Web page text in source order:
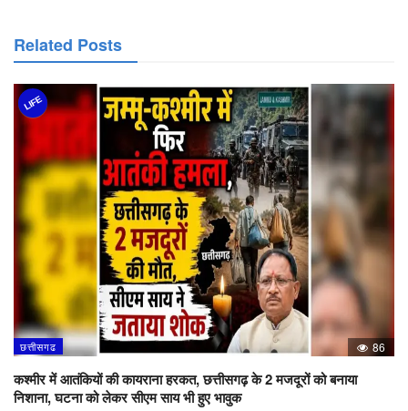
Related Posts
LIFE
छत्तीसगढ 86
कश्मीर में आतंकियों की कायराना हरकत, छत्तीसगढ़ के 2 मजदूरों को बनाया
निशाना, घटना को लेकर सीएम साय भी हुए भावुक